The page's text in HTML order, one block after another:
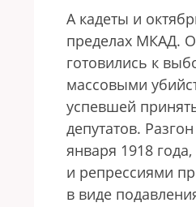
А кадеты и
пределах МКАД.
готовились к
массовыми
успевшей
депутатов.
января 1918
и репрессиями
в виде